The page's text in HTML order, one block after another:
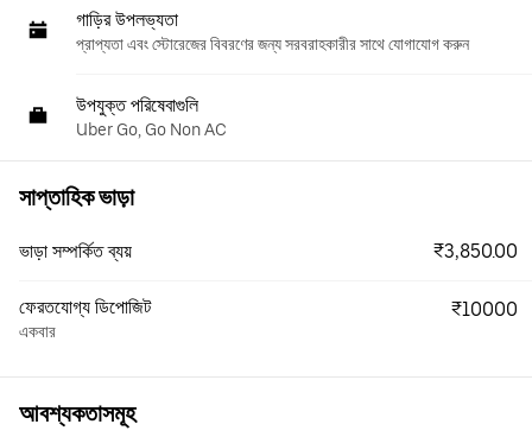
গাড়ির উপলভ্যতা
প্রাপ্যতা এবং স্টোরেজের বিবরণের জন্য সরবরাহকারীর সাথে যোগাযোগ করুন
উপযুক্ত পরিষেবাগুলি
Uber Go, Go Non AC
সাপ্তাহিক ভাড়া
ভাড়া সম্পর্কিত ব্যয় ₹3,850.00
ফেরতযোগ্য ডিপোজিট
একবার
₹10000
আবশ্যকতাসমূহ